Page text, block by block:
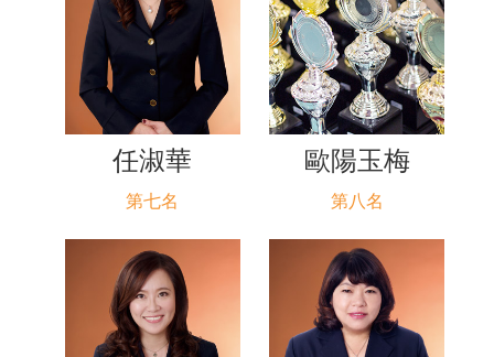
任淑華
第七名
歐陽玉梅
第八名